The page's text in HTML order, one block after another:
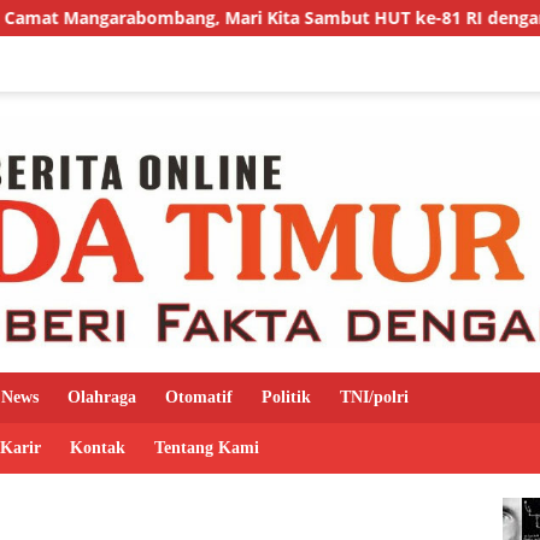
Mari Kita Sambut HUT ke-81 RI dengan Semangat
News Olahraga Otomatif Politik TNI/polri
Karir Kontak Tentang Kami